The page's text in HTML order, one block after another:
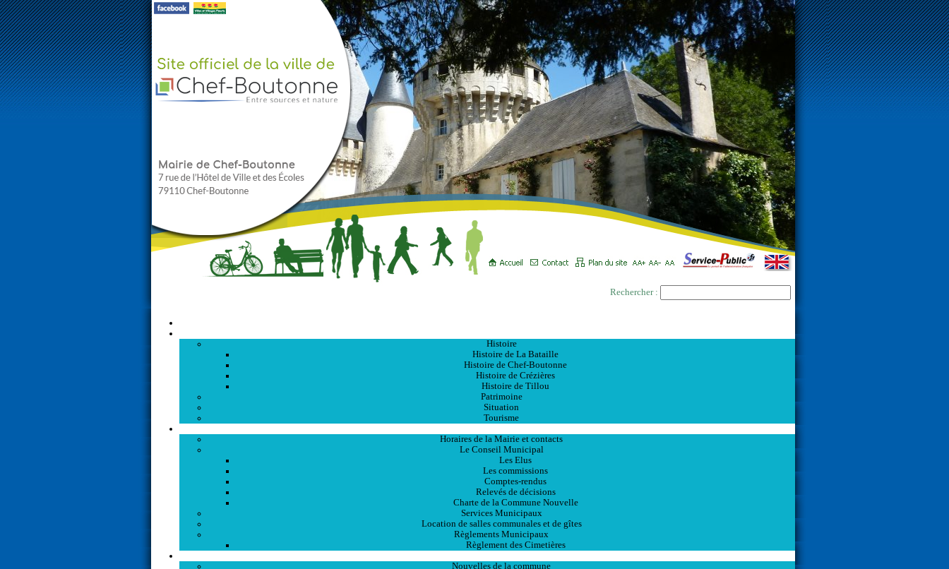
Rechercher :
Histoire
Histoire de La Bataille
Histoire de Chef-Boutonne
Histoire de Crézières
Histoire de Tillou
Patrimoine
Situation
Tourisme
Horaires de la Mairie et contacts
Le Conseil Municipal
Les Elus
Les commissions
Comptes-rendus
Relevés de décisions
Charte de la Commune Nouvelle
Services Municipaux
Location de salles communales et de gîtes
Règlements Municipaux
Règlement des Cimetières
Nouvelles de la commune